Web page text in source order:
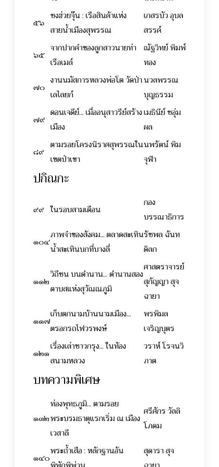
๕๖
ซงฮ่วยจุ๊น : เรือสินค้าแห่ง
สายน้ำเมืองสุพรรณ
เกสรบัว อุบล
สรรค์
๖๕
จากปากคำของลูกสาวนายท่า
เรือเมล์
ณัฐวิทย์ พิมพ์
ทอง
๗๐
งานนมัสการหลวงพ่อโต วัดป่า
เลไลยก์
นวลพรรณ
บุญธรรม
๗๙
ดอนเจดีย์... เมื่ออนุสาวรีย์สร้าง
เมือง
เมธินีย์ ชอุ่ม
ผล
๘๙
ตามรอยโครงนิราศสุพรรณใน
เขตป่าเขา
นพรัตน์ พิม
จุฬา
ปกิณกะ
๙๙ ในรอบสามเดือน
กอง
บรรณาธิการ
๑๐๔
ภาพจำของสังคม... ตลาดสะเทิน
น้ำสะเทินบกที่บางลี่
รัชพล ฉันท
ดิลก
๑๑๒
วิถีชน บนตำนาน... ตำนานสอง
ดาบสแห่งสุวัณณภูมิ
ศาสตราจารย์
สุกัญญา สุจ
ฉายา
๑๑๗
เก็บตกนามบ้านนามเมือง...
ตรอกรถไฟวรพงษ์
พรพิมล
เจริญบุตร
๑๒๑
เรื่องเล่าชาวกรุง... ในท้อง
สนามหลวง
วราห์ โรจนวิ
ภาต
บทความพิเศษ
๑๓๒
ท่องพุทธภูมิ... ตามรอย
พระบรมธาตุแรกเริ่ม ณ เมือง
เวสาลี
ศรีศักร วัลลิ
โภดม
๑๔๐
พระถ้ำเสือ : หลักฐานอัน
สุดารา สุจ